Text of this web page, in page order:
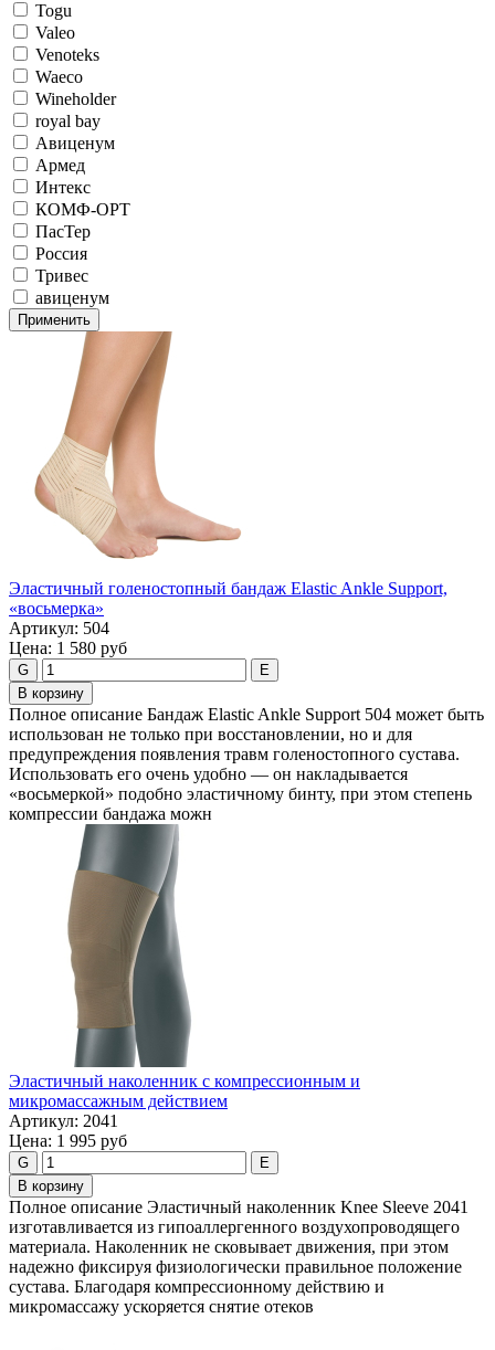
Togu
Valeo
Venoteks
Waeco
Wineholder
royal bay
Авиценум
Армед
Интекс
КОМФ-ОРТ
ПасТер
Россия
Тривес
авиценум
Применить
Эластичный голеностопный бандаж Elastic Ankle Support,
«восьмерка»
Артикул: 504
Цена: 1 580 руб
G
E
В корзину
Полное описание Бандаж Elastic Ankle Support 504 может быть
использован не только при восстановлении, но и для
предупреждения появления травм голеностопного сустава.
Использовать его очень удобно — он накладывается
«восьмеркой» подобно эластичному бинту, при этом степень
компрессии бандажа можн
Эластичный наколенник с компрессионным и
микромассажным действием
Артикул: 2041
Цена: 1 995 руб
G
E
В корзину
Полное описание Эластичный наколенник Knee Sleeve 2041
изготавливается из гипоаллергенного воздухопроводящего
материала. Наколенник не сковывает движения, при этом
надежно фиксируя физиологически правильное положение
сустава. Благодаря компрессионному действию и
микромассажу ускоряется снятие отеков